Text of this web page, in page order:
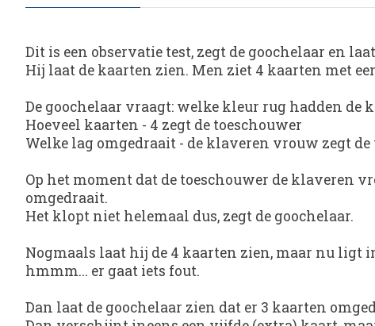
Dit is een observatie test, zegt de goochelaar en
Hij laat de kaarten zien. Men ziet 4 kaarten met
De goochelaar vraagt: welke kleur rug hadden de
Hoeveel kaarten - 4 zegt de toeschouwer
Welke lag omgedraait - de klaveren vrouw zegt de
Op het moment dat de toeschouwer de klaveren
omgedraait.
Het klopt niet helemaal dus, zegt de goochelaar.
Nogmaals laat hij de 4 kaarten zien, maar nu ligt
hmmm... er gaat iets fout.
Dan laat de goochelaar zien dat er 3 kaarten